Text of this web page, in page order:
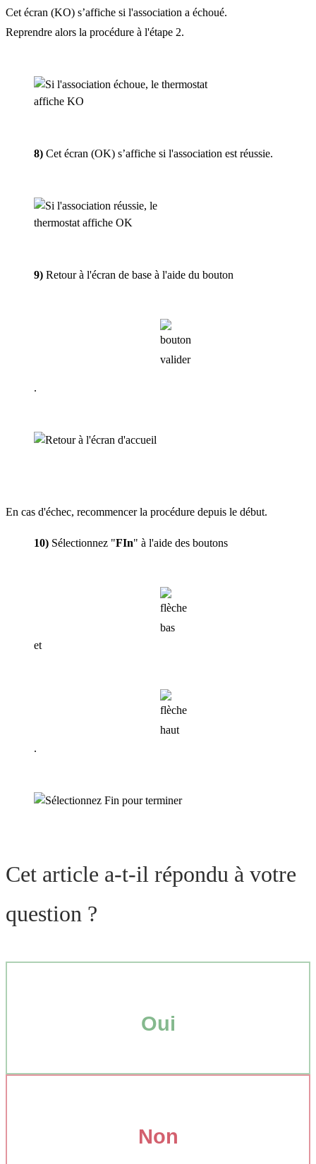
Cet écran (KO) s’affiche si l'association a échoué.
Reprendre alors la procédure à l'étape 2.
8) Cet écran (OK) s’affiche si l'association est réussie.
9) Retour à l'écran de base à l'aide du bouton
.
En cas d'échec, recommencer la procédure depuis le début.
10) Sélectionnez "FIn" à l'aide des boutons
et
.
Cet article a-t-il répondu à votre
question ?
Oui
Non